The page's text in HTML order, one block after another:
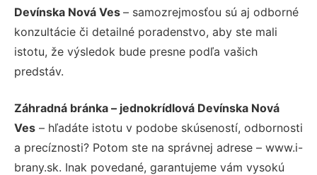
Devínska Nová Ves – samozrejmosťou sú aj odborné
konzultácie či detailné poradenstvo, aby ste mali
istotu, že výsledok bude presne podľa vašich
predstáv.
Záhradná bránka – jednokrídlová Devínska Nová
Ves – hľadáte istotu v podobe skúseností, odbornosti
a precíznosti? Potom ste na správnej adrese – www.i-
brany.sk. Inak povedané, garantujeme vám vysokú